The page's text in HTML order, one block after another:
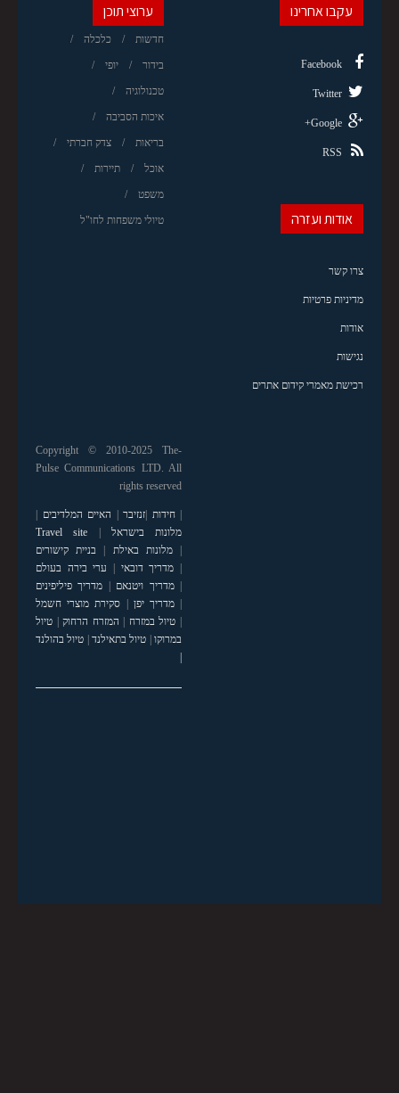
ערוצי תוכן
חדשות כלכלה
בידור יופי
טכנולוגיה
איכות הסביבה
בריאות צדק חברתי
אוכל תיירות
משפט
טיולי משפחות לחו"ל
עקבו אחרינו
Facebook
Twitter
Google+
RSS
אודות ועזרה
צרו קשר
מדיניות פרטיות
אודות
נגישות
רכישת מאמרי קידום אתרים
Copyright © 2010-2025 The-
Pulse Communications LTD. All
rights reserved
|חידות |זנזיבר | האיים המלדיבים |
מלונות בישראל |
Travel site
|מלונות באילת | בניית קישורים
| מדריך דובאי | ערי בירה בעולם
|מדריך ויטנאם | מדריך פיליפינים
|מדריך יפן | סקירת מוצרי חשמל
| טיול במזרח | המזרח הרחוק| טיול
במרוקו| טיול בתאילנד| טיול בהולנד
|